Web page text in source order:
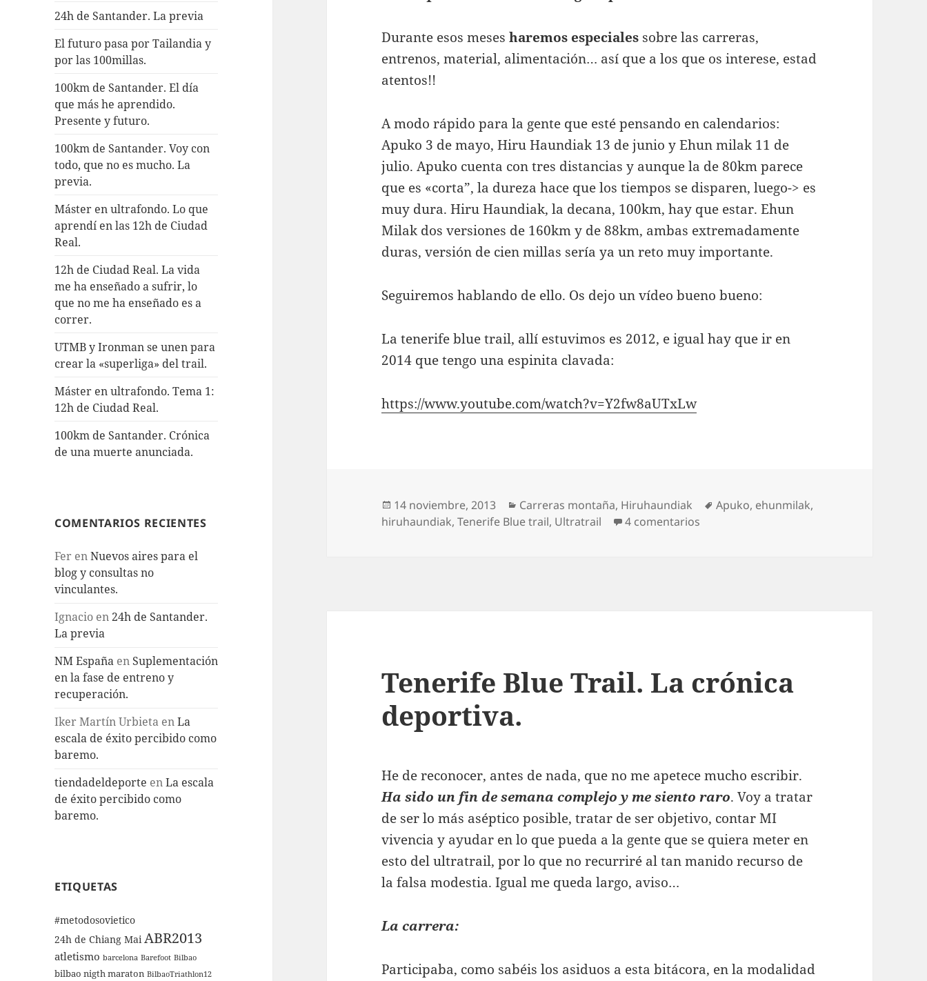
24h de Santander. La previa
El futuro pasa por Tailandia y
por las 100millas.
100km de Santander. El día
que más he aprendido.
Presente y futuro.
100km de Santander. Voy con
todo, que no es mucho. La
previa.
Máster en ultrafondo. Lo que
aprendí en las 12h de Ciudad
Real.
12h de Ciudad Real. La vida
me ha enseñado a sufrir, lo
que no me ha enseñado es a
correr.
UTMB y Ironman se unen para
crear la «superliga» del trail.
Máster en ultrafondo. Tema 1:
12h de Ciudad Real.
100km de Santander. Crónica
de una muerte anunciada.
COMENTARIOS RECIENTES
Fer enNuevos aires para el
blog y consultas no
vinculantes.
Ignacio en24h de Santander.
La previa
NM España en Suplementación
en la fase de entreno y
recuperación.
Iker Martín Urbieta enLa
escala de éxito percibido como
baremo.
tiendadeldeporte enLa escala
de éxito percibido como
baremo.
ETIQUETAS
#metodosovietico
24h de Chiang Mai ABR2013
atletismo barcelona Barefoot Bilbao
bilbao nigth maraton BilbaoTriathlon12
Durante esos meses haremos especiales sobre las carreras,
entrenos, material, alimentación… así que a los que os interese, estad
atentos!!
A modo rápido para la gente que esté pensando en calendarios:
Apuko 3 de mayo, Hiru Haundiak 13 de junio y Ehun milak 11 de
julio. Apuko cuenta con tres distancias y aunque la de 80km parece
que es «corta”, la dureza hace que los tiempos se disparen, luego-> es
muy dura. Hiru Haundiak, la decana, 100km, hay que estar. Ehun
Milak dos versiones de 160km y de 88km, ambas extremadamente
duras, versión de cien millas sería ya un reto muy importante.
Seguiremos hablando de ello. Os dejo un vídeo bueno bueno:
La tenerife blue trail, allí estuvimos es 2012, e igual hay que ir en
2014 que tengo una espinita clavada:
https://www.youtube.com/watch?v=Y2fw8aUTxLw
Publicado
el
14 noviembre, 2013 Categorías
Carreras montaña, Hiruhaundiak Etiquetas
Apuko, ehunmilak,
hiruhaundiak,Tenerife Blue trail, Ultratrail 4 comentarios
Tenerife Blue Trail. La crónica
deportiva.
He de reconocer, antes de nada, que no me apetece mucho escribir.
Ha sido un fin de semana complejo y me siento raro. Voy a tratar
de ser lo más aséptico posible, tratar de ser objetivo, contar MI
vivencia y ayudar en lo que pueda a la gente que se quiera meter en
esto del ultratrail, por lo que no recurriré al tan manido recurso de
la falsa modestia. Igual me queda largo, aviso…
La carrera:
Participaba, como sabéis los asiduos a esta bitácora, en la modalidad